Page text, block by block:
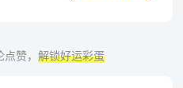
点赞，解锁好运彩蛋